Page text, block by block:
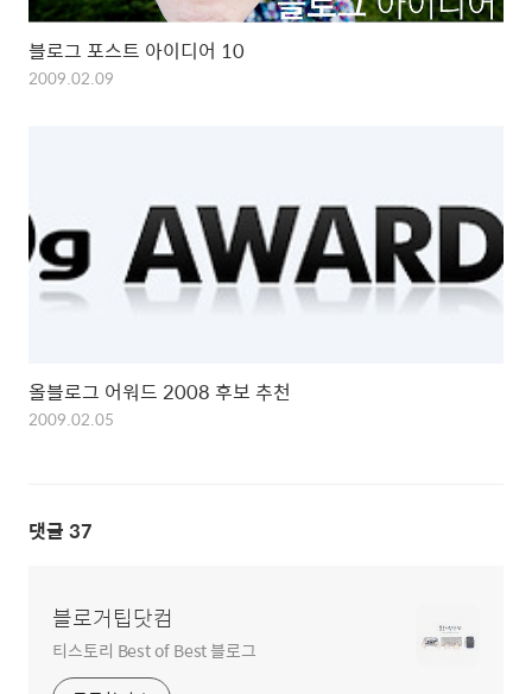
블로그 포스트 아이디어 10
2009.02.09
올블로그 어워드 2008 후보 추천
2009.02.05
댓글 37
블로거팁닷컴
티스토리 Best of Best 블로그